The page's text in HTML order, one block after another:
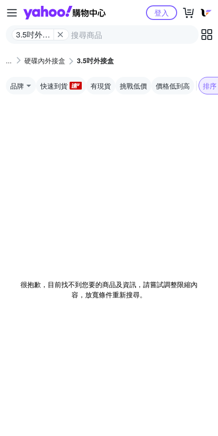
Yahoo購物中心
3.5吋外接
登入
硬碟內外接盒 3.5吋外接盒
品牌 快速到貨 有現貨 挑戰低價 價格低到高 排序
很抱歉，目前找不到您要的商品及資訊，請嘗試調整限縮內
容，放寬條件重新搜尋。